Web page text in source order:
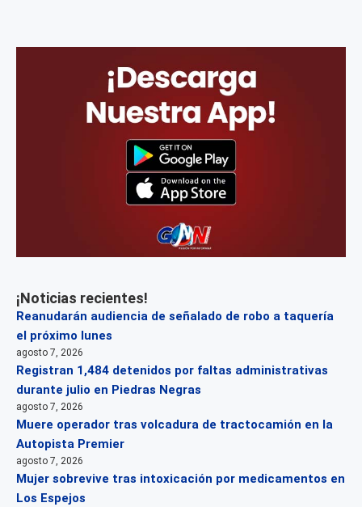
¡Noticias recientes!
Reanudarán audiencia de señalado de robo a taquería
el próximo lunes
agosto 7, 2026
Registran 1,484 detenidos por faltas administrativas
durante julio en Piedras Negras
agosto 7, 2026
Muere operador tras volcadura de tractocamión en la
Autopista Premier
agosto 7, 2026
Mujer sobrevive tras intoxicación por medicamentos en
Los Espejos